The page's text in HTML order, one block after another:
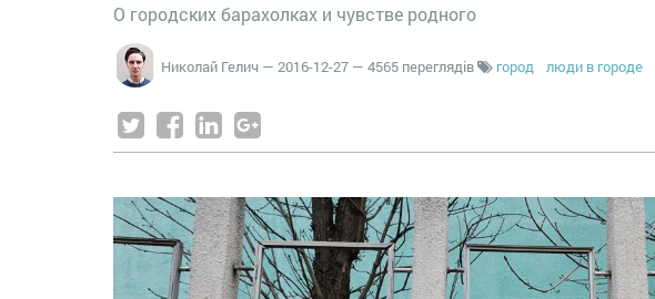
О городских барахолках и чувстве родного
Николай Гелич — 2016-12-27 — 4565 переглядів город люди в городе